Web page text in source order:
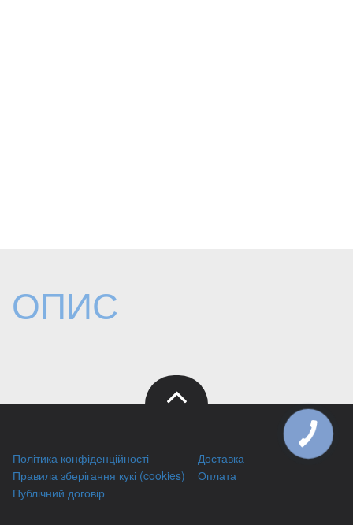
ОПИС
Політика конфіденційності
Правила зберігання кукі (cookies)
Публічний договір
Доставка
Оплата
КНОПКА
ЗВ'ЯЗКУ